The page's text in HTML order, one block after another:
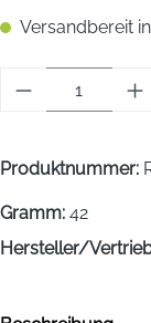
Versandbereit
Produkt
Produktnummer:
Gramm: 42
Hersteller/